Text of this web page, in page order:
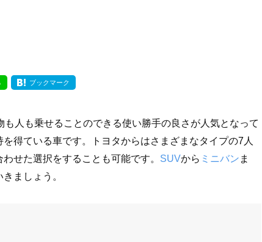
ブックマーク
人も乗せることのできる使い勝手の良さが人気となって
得ている車です。トヨタからはさまざまなタイプの7人
せた選択をすることも可能です。 SUVから ミニバン ま
ましょう。